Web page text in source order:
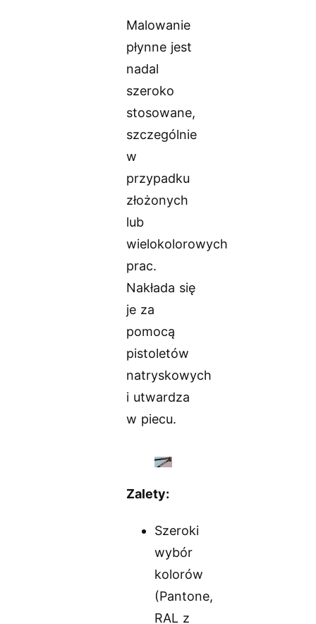
Malowanie
płynne jest
nadal
szeroko
stosowane,
szczególnie
w
przypadku
złożonych
lub
wielokolorowych
prac.
Nakłada się
je za
pomocą
pistoletów
natryskowych
i utwardza
w piecu.
Zalety:
Szeroki
wybór
kolorów
(Pantone,
RAL z